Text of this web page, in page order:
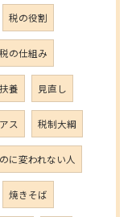
税の役割
の仕組み
扶養 見直し
ス 税制大綱
に変われない人
焼きそば